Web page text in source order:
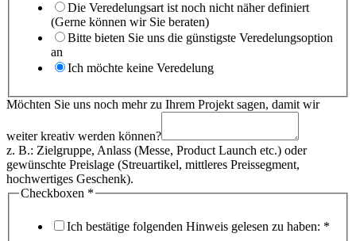
Die Veredelungsart ist noch nicht näher definiert
(Gerne können wir Sie beraten)
Bitte bieten Sie uns die günstigste Veredelungsoption
an
Ich möchte keine Veredelung
Möchten Sie uns noch mehr zu Ihrem Projekt sagen, damit wir
weiter kreativ werden können?
z. B.: Zielgruppe, Anlass (Messe, Product Launch etc.) oder
gewünschte Preislage (Streuartikel, mittleres Preissegment,
hochwertiges Geschenk).
Checkboxen *
Ich bestätige folgenden Hinweis gelesen zu haben: *